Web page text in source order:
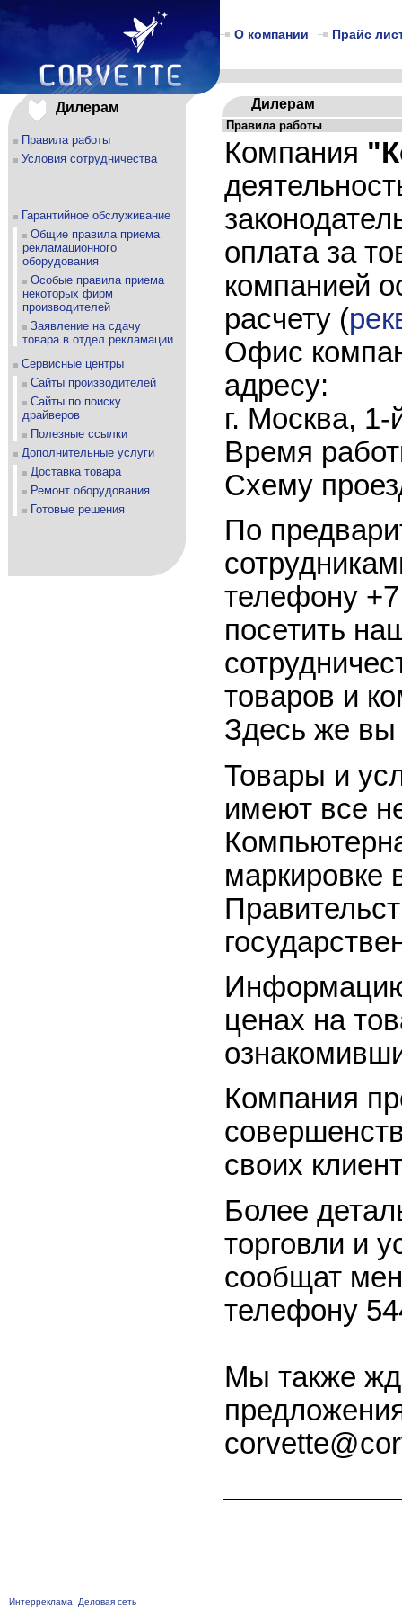
О компании Прайс
Дилерам
Правила работы
Условия сотрудничества
Гарантийное обслуживание
Общие правила приема
рекламационного
оборудования
Особые правила приема
некоторых фирм
производителей
Заявление на сдачу
товара в отдел рекламации
Сервисные центры
Сайты производителей
Сайты по поиску
драйверов
Полезные ссылки
Дополнительные услуги
Доставка товара
Ремонт оборудования
Готовые решения
Дилерам
Правила работы
Компания
оплата за
компанией
расчету (
Офис
адресу:
г. Москва,
Время
Схему
По
телефону
посетить
товаров и
Здесь же вы
Товары и
имеют все
маркировке
ценах на
Компания
своих
Более
торговли и
сообщат
телефону
Мы также
Интерреклама. Деловая сеть